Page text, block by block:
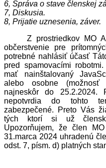
6, Správa o stave členskej
7, Diskusia.
8, Prijatie uznesenia, záver.
Z prostriedkov MO
občerstvenie pre
potrebné nahlásiť účasť
pred spamovacími
mať nainštalovaný
alebo osobne
najneskôr do
nepotvrdia do tohto
zabezpečené. Preto Vás
tých ktorí si už
Upozorňujem, že člen
31.marca 2024 uhradenú
odst. 7, písm. d) platných